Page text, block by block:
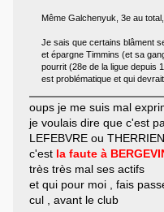
Même Galchenyuk, 3e au
Je sais que certains blâment
et épargne Timmins (et sa
pourrit (28e de la ligue depuis
est problématique et qui
oups je me suis mal
je voulais dire que c'est
LEFEBVRE ou
c'est la faute à
très très mal ses actifs
et qui pour moi , fais
cul , avant le club